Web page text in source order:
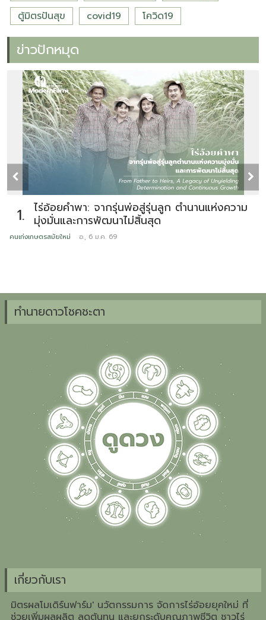
ตู้มิตรปันสุข
covid19 โควิด19
ข่าวปักหมุด
1.
ไร่อ้อยคำพา: จากรุ่นพ่อสู่รุ่นลูก ตำนานแห่งความ
มุ่งมั่นและการพัฒนาไม่สิ้นสุด
คนเก่งเกษตรสมัยใหม่
อ., 6 ม.ค. 69
ทำนายดาวโชคชะตา
เกี่ยวกับเรา
มิตรผลโมเดิร์นฟาร์ม' นวัตกรรมการ จัดการไร่อ้อยยุคใหม่ ที่
ช่วยเพิ่มผลผลิต ลดต้นทุน และยกระดับคุณภาพชีวิต ชาวไร่